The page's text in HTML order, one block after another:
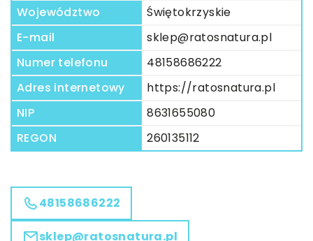
Województwo
Świętokrzyskie
E-mail
sklep@ratosnatura.pl
Numer telefonu
48158686222
Adres internetowy
https://ratosnatura.pl
NIP
8631655080
REGON
260135112
48158686222
sklep@ratosnatura.pl